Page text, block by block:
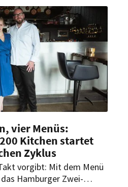
Start gebracht.
vier Menüs:
200 Kitchen startet
Zyklus
vorgibt: Mit dem Menü
Hamburger Zwei-